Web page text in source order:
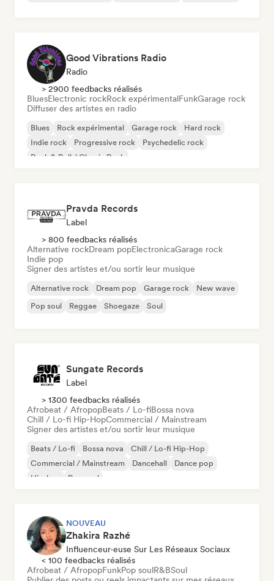
Good Vibrations Radio
Radio
> 2900 feedbacks réalisés
BluesElectronic rockRock expérimentalFunkGarage rock
Diffuser des artistes en radio
Blues Rock expérimental Garage rock
Hard rock
Indie rock
Progressive rock
Psychedelic rock
Rock & Roll / Classic Rock
Pravda Records
Label
> 800 feedbacks réalisés
Alternative rockDream popElectronicaGarage rock
Indie pop
Signer des artistes et/ou sortir leur musique
Alternative rock Dream pop Garage rock
New wave
Pop soul
Reggae Shoegaze Soul
Sungate Records
Label
> 1300 feedbacks réalisés
Afrobeat / AfropopBeats / Lo-fiBossa nova
Chill / Lo-fi Hip-HopCommercial / Mainstream
Signer des artistes et/ou sortir leur musique
Beats / Lo-fi Bossa nova
Chill / Lo-fi Hip-Hop
Commercial / Mainstream
Dancehall
Dance pop
Hip-hop
Pop soul
NOUVEAU
Zhakira Razhé
Influenceur·euse Sur Les Réseaux Sociaux
< 100 feedbacks réalisés
Afrobeat / AfropopFunkPop soulR&BSoul